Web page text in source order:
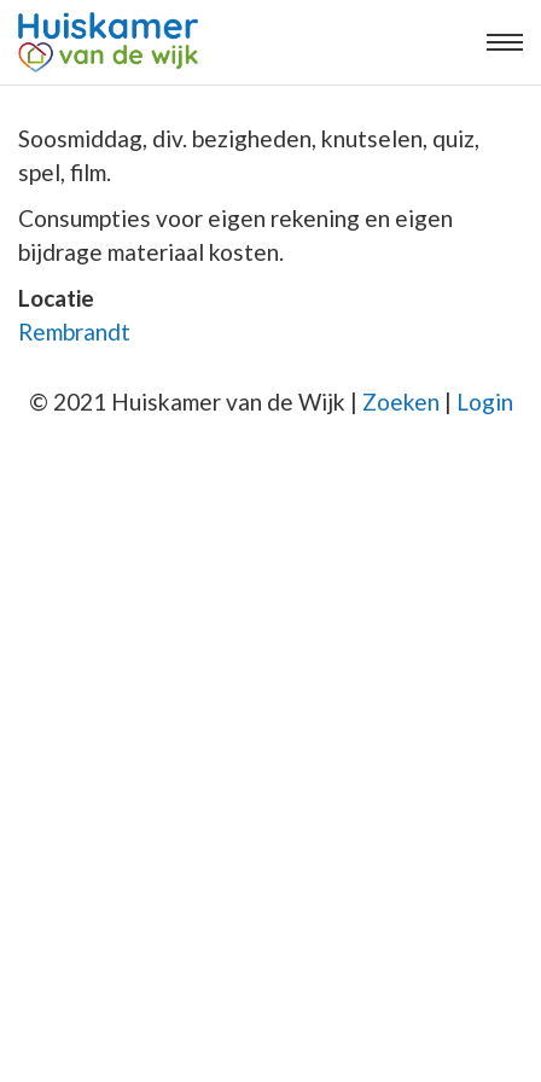
Soosmiddag, div. bezigheden, knutselen, quiz,
spel, film.
Consumpties voor eigen rekening en eigen
bijdrage materiaal kosten.
Locatie
Rembrandt
© 2021 Huiskamer van de Wijk | Zoeken | Login